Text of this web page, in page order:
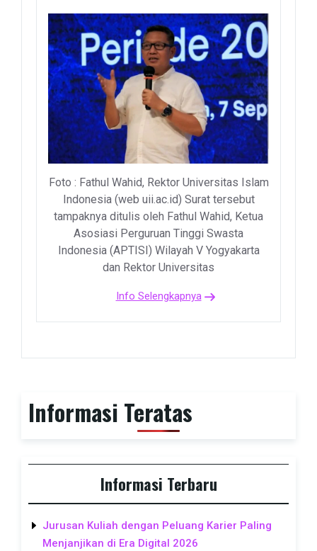
Foto : Fathul Wahid, Rektor Universitas Islam
Indonesia (web uii.ac.id) Surat tersebut
tampaknya ditulis oleh Fathul Wahid, Ketua
Asosiasi Perguruan Tinggi Swasta
Indonesia (APTISI) Wilayah V Yogyakarta
dan Rektor Universitas
Info Selengkapnya
Informasi Teratas
Informasi Terbaru
Jurusan Kuliah dengan Peluang Karier Paling
Menjanjikan di Era Digital 2026